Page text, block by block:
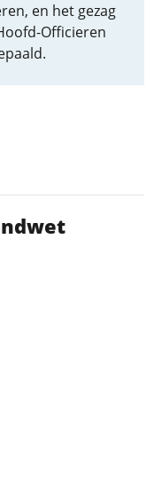
en het gezag
Officieren